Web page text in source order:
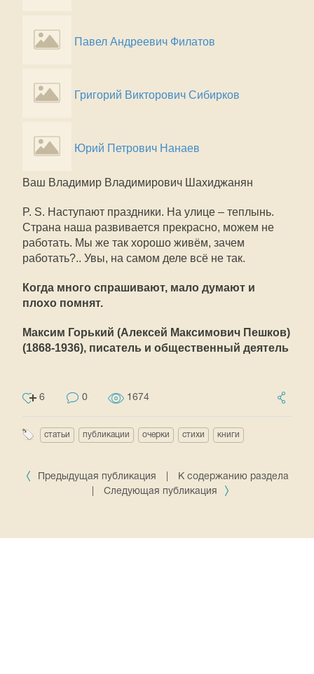
Павел Андреевич Филатов
Григорий Викторович Сибирков
Юрий Петрович Нанаев
Ваш Владимир Владимирович Шахиджанян
P. S. Наступают праздники. На улице – теплынь.
Страна наша развивается прекрасно, можем не
работать. Мы же так хорошо живём, зачем
работать?.. Увы, на самом деле всё не так.
Когда много спрашивают, мало думают и
плохо помнят.
Максим Горький (Алексей Максимович Пешков)
(1868-1936), писатель и общественный деятель
6 0 1674
статьи публикации очерки стихи книги
Предыдущая публикация
К содержанию раздела
Следующая публикация